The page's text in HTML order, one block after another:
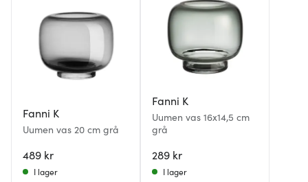
Fanni K
Uumen vas 20 cm grå
489 kr
I lager
Fanni K
Uumen vas 16x14,5 cm
grå
289 kr
I lager